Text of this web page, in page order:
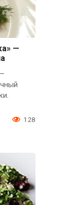
—
128